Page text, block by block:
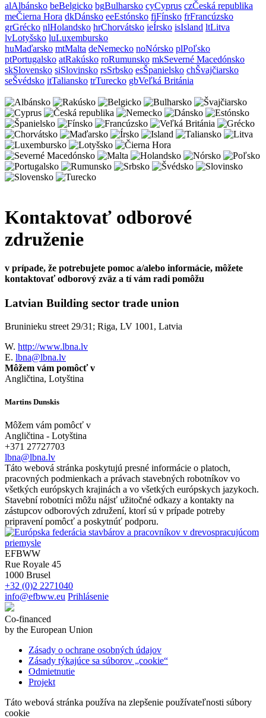
alAlbánsko beBelgicko bgBulharsko cyCyprus czČeská republika
meČierna Hora dkDánsko eeEstónsko fiFínsko frFrancúzsko
grGrécko nlHolandsko hrChorvátsko ieÍrsko isIsland ltLitva
lvLotyšsko luLuxembursko
huMaďarsko mtMalta deNemecko noNórsko plPoľsko
ptPortugalsko atRakúsko roRumunsko mkSeverné Macedónsko
skSlovensko siSlovinsko rsSrbsko esŠpanielsko chŠvajčiarsko
seŠvédsko itTaliansko trTurecko gbVeľká Británia
Kontaktovať odborové
združenie
v prípade, že potrebujete pomoc a/alebo informácie, môžete
kontaktovať odborový zväz a tí vám radi pomôžu
Latvian Building sector trade union
Bruninieku street 29/31; Riga, LV 1001, Latvia
W. http://www.lbna.lv
E. lbna@lbna.lv
Môžem vám pomôcť v
Angličtina, Lotyština
Martins Dunskis
Môžem vám pomôcť v
Angličtina - Lotyština
+371 27727703
lbna@lbna.lv
Táto webová stránka poskytujú presné informácie o platoch,
pracovných podmienkach a právach stavebných robotníkov vo
všetkých európskych krajinách a vo všetkých európskych jazykoch.
Stavební robotníci môžu nájsť užitočné odkazy a kontakty na
zástupcov odborových združení, ktorí sú v prípade potreby
pripravení pomôcť a poskytnúť podporu.
EFBWW
Rue Royale 45
1000 Brusel
+32 (0)2 2271040
info@efbww.eu Prihlásenie
Co-financed
by the European Union
Zásady o ochrane osobných údajov
Zásady týkajúce sa súborov „cookie“
Odmietnutie
Projekt
Táto webová stránka používa na zlepšenie používateľnosti súbory
cookie